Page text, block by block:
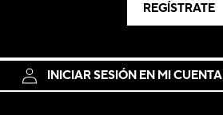
REGÍSTRATE
INICIAR SESIÓN EN MI CUENTA